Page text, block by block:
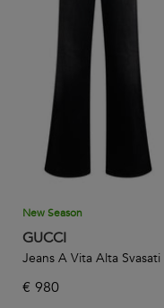
New Season
GUCCI
Jeans A Vita Alta Svasati
€ 980